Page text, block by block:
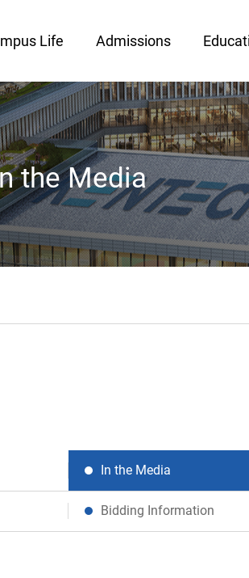
Life Admissions
the Media
In the Media
Bidding Information